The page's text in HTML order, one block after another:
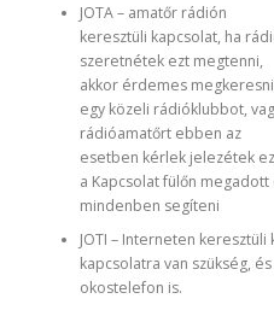
JOTA – amatőr rádión
keresztüli kapcsolat, ha
szeretnétek ezt megtenni,
akkor érdemes megkeresni
egy közeli rádióklubbot,
rádióamatőrt ebben az
esetben kérlek jelezétek
a Kapcsolat fülőn
mindenben segíteni
JOTI – Interneten
kapcsolatra van szükség,
okostelefon is.